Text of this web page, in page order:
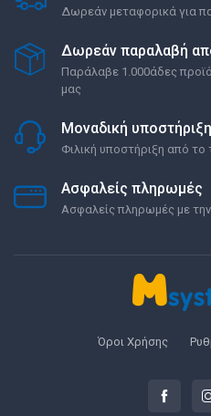
Δωρεάν μεταφορικά για
Δωρεάν παραλαβή
Παράλαβε 1.000άδες
μας
Μοναδική υποστήριξη
Φιλική υποστήριξη από το
Ασφαλείς πληρωμές
Ασφαλείς πληρωμές με
Όροι Χρήσης